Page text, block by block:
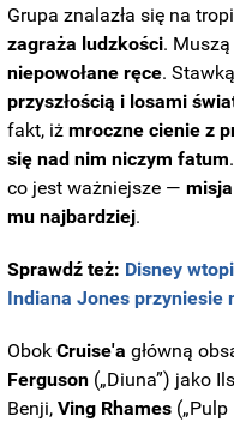
Grupa znalazła się na
zagraża ludzkości.
niepowołane ręce.
przyszłością i losami
fakt, iżmroczne cienie z
się nad nim niczym fatum
co jest ważniejsze —
mu najbardziej.
Sprawdź też: Disney
Indiana Jones przyniesie
ObokCruise'a główną
Ferguson („Diuna”) jako
Benji,Ving Rhames